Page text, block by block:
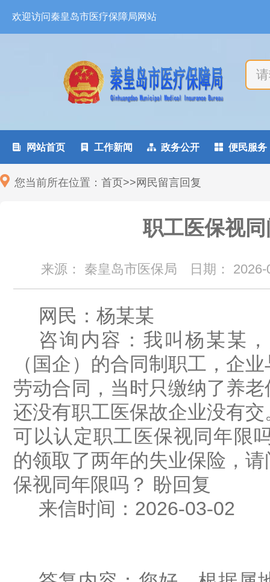
欢迎访问秦皇岛市医疗保障局网站
 网站首页  工作新闻  政务公开  便民服务
您当前所在位置： 首页>> 网民留言回复
职工医保视
来源： 秦皇岛市医保局 日期：
网民： 杨某某
咨询内容： 我叫杨某某
（国企）的合同制职工，企业
劳动合同，当时只缴纳了养老
还没有职工医保故企业没有
可以认定职工医保视同年限
的领取了两年的失业保险，
保视同年限吗？ 盼回复
来信时间： 2026-03-02